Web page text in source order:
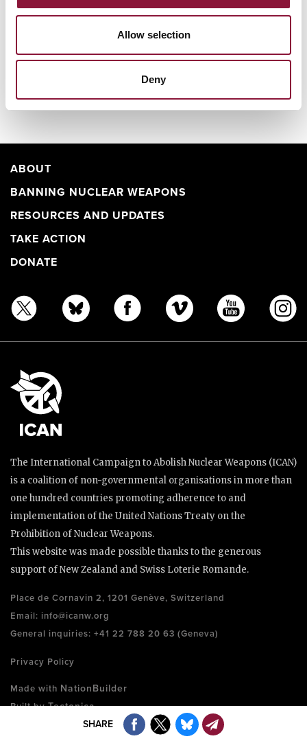
Allow selection
Deny
SHARE
ABOUT
BANNING NUCLEAR WEAPONS
RESOURCES AND UPDATES
TAKE ACTION
DONATE
The International Campaign to Abolish Nuclear Weapons (ICAN)
is a coalition of non-governmental organisations in more than
one hundred countries promoting adherence to and
implementation of the United Nations Treaty on the
Prohibition of Nuclear Weapons.
This website was made possible thanks to the generous
support of New Zealand and Swiss Loterie Romande.
Place de Cornavin 2, 1201 Genève, Switzerland
Email: info@icanw.org
General inquiries: +41 22 788 20 63 (Geneva)
Privacy Policy
Made with NationBuilder
Built byTectonica